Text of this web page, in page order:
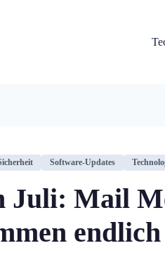
Software-Updates
Juli: Mail
endlich